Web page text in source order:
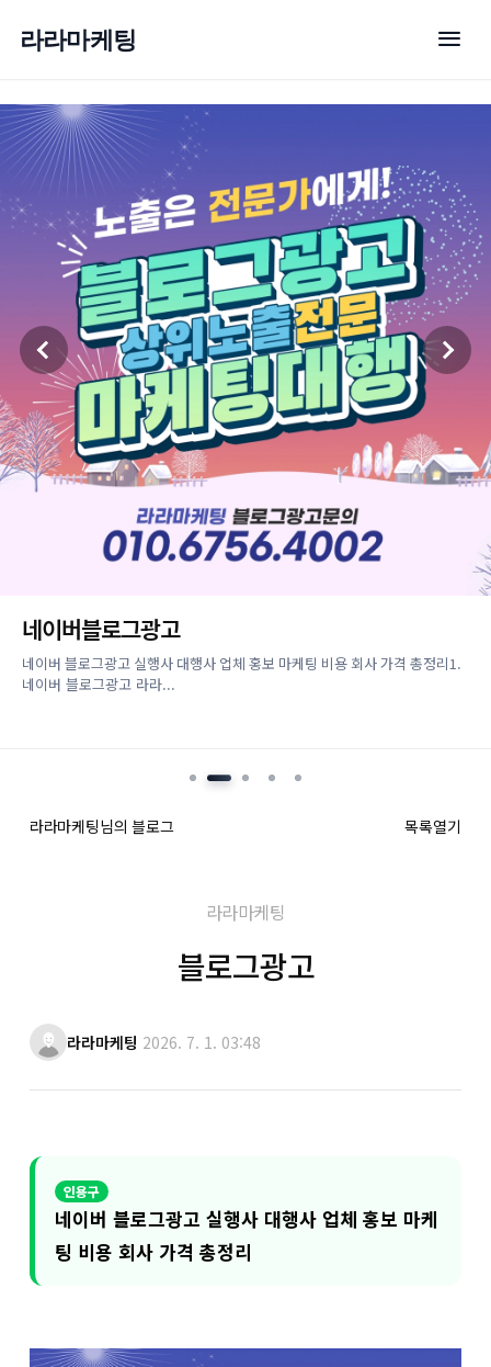
라라마케팅 menu
네이버블로그광고
네이버 블로그광고 실행사 대행사 업체 홍보 마케팅 비용 회사 가격 총정리1.
네이버 블로그광고 라라...
라라마케팅님의 블로그 목록열기
라라마케팅
블로그광고
라라마케팅 2026. 7. 1. 03:48
네이버 블로그광고 실행사 대행사 업체 홍보 마케
팅 비용 회사 가격 총정리